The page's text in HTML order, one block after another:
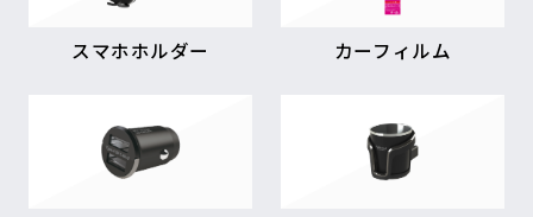
スマホホルダー カーフィルム